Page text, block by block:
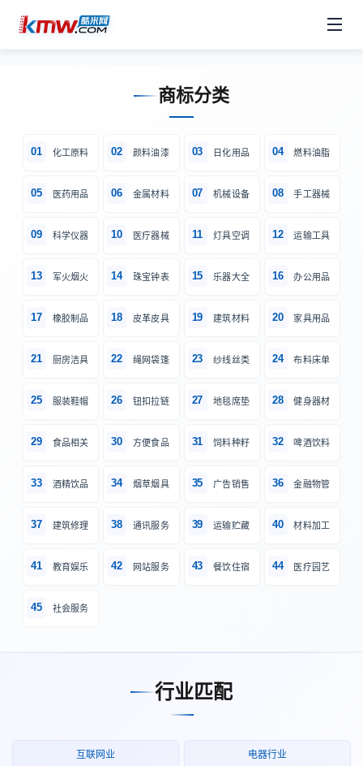
商标分类
01 化工原料 02 颜料油漆 03 日化用品 04 燃料油脂
05 医药用品 06 金属材料 07 机械设备 08 手工器械
09 科学仪器 10 医疗器械 11 灯具空调 12 运输工具
13 军火烟火 14 珠宝钟表 15 乐器大全 16 办公用品
17 橡胶制品 18 皮革皮具 19 建筑材料 20 家具用品
21 厨房洁具 22 绳网袋篷 23 纱线丝类 24 布料床单
25 服装鞋帽 26 钮扣拉链 27 地毯席垫 28 健身器材
29 食品相关 30 方便食品 31 饲料种籽 32 啤酒饮料
33 酒精饮品 34 烟草烟具 35 广告销售 36 金融物管
37 建筑修理 38 通讯服务 39 运输贮藏 40 材料加工
41 教育娱乐 42 网站服务 43 餐饮住宿 44 医疗园艺
45 社会服务
行业匹配
互联网业 电器行业